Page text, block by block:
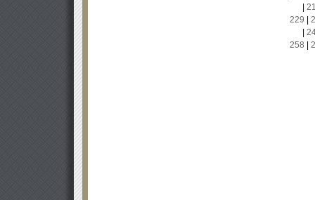
229
258